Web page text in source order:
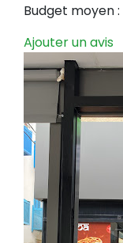
Budget moyen :
Ajouter un avis